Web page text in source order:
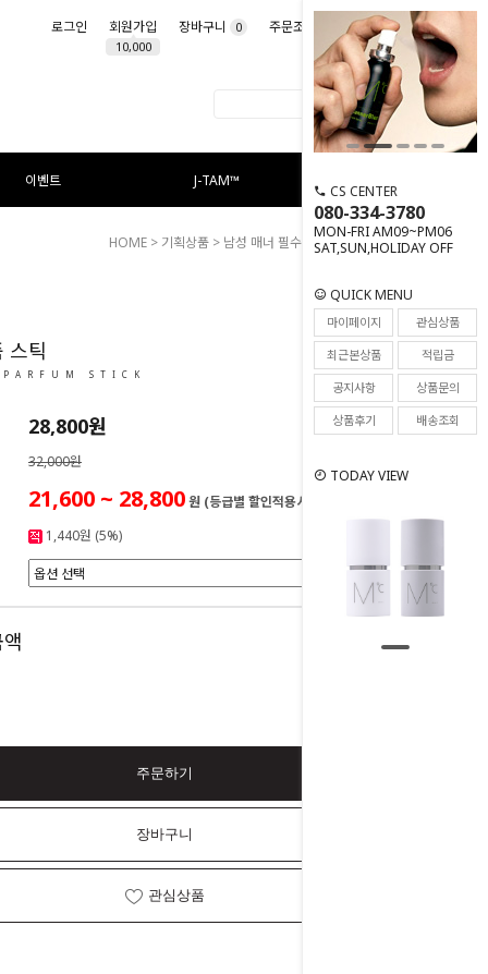
로그인 회원가입
10,000
장바구니 0 주문조회 마이페이지
이벤트 J-TAM™
CS CENTER
080-334-3780
MON-FRI AM09~PM06
SAT,SUN,HOLIDAY OFF
QUICK MENU
마이페이지
관심상품
최근본상품
적립금
공지사항
상품문의
상품후기
배송조회
TODAY VIEW
HOME > 기획상품 > 남성 매너 필수품 > 오 드 퍼퓸 스틱
12
스틱
STICK
28,800원
32,000원
21,600 ~ 28,800원 (등급별 할인적용시)
1,440원 (5%)
0원
주문하기
장바구니
관심상품